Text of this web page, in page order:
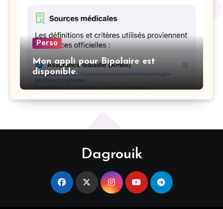
Perso
Mon appli pour Bipolaire est
disponible.
Dagrouik